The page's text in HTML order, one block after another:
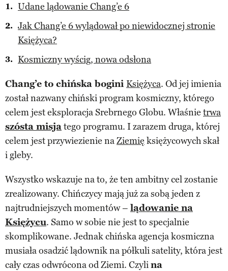
Udane lądowanie Chang’e 6
Jak Chang’e 6 wylądował po niewidocznej stronie
Księżyca?
Kosmiczny wyścig, nowa odsłona
Chang’e to chińska bogini Księżyca. Od jej imienia
został nazwany chiński program kosmiczny, którego
celem jest eksploracja Srebrnego Globu. Właśnie trwa
szósta misjatego programu. I zarazem druga, której
celem jest przywiezienie naZiemię księżycowych skał
i gleby.
Wszystko wskazuje na to, że ten ambitny cel zostanie
zrealizowany. Chińczycy mają już za sobą jeden z
najtrudniejszych momentów – lądowanie na
Księżycu. Samo w sobie nie jest to specjalnie
skomplikowane. Jednak chińska agencja kosmiczna
musiała osadzić lądownik na półkuli satelity, która jest
cały czas odwrócona od Ziemi. Czylina